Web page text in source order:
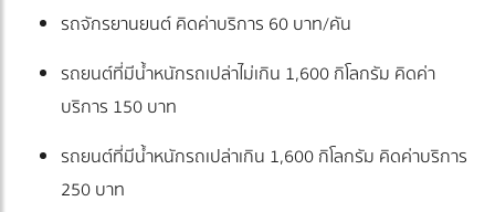
รถจักรยานยนต์ คิดค่าบริการ 60 บาท/คัน
รถยนต์ที่มีน้ำหนักรถเปล่าไม่เกิน 1,600 กิโลกรัม คิดค่า
บริการ 150 บาท
รถยนต์ที่มีน้ำหนักรถเปล่าเกิน 1,600 กิโลกรัม คิดค่าบริการ
250 บาท